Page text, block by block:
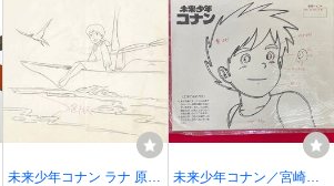
未来少年コナン ラナ 原画
未来少年コナン／宮崎駿